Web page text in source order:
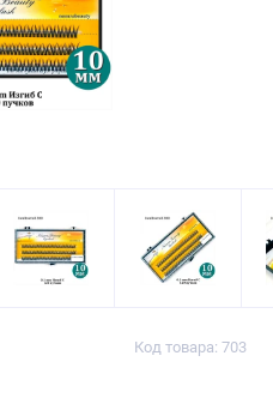
Код товара: 703